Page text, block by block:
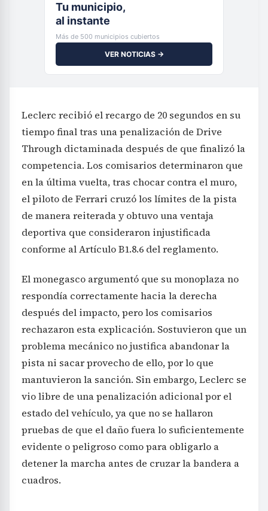
Tu municipio,
al instante
Más de 500 municipios cubiertos
VER NOTICIAS →
Leclerc recibió el recargo de 20 segundos en su
tiempo final tras una penalización de Drive
Through dictaminada después de que finalizó la
competencia. Los comisarios determinaron que
en la última vuelta, tras chocar contra el muro,
el piloto de Ferrari cruzó los límites de la pista
de manera reiterada y obtuvo una ventaja
deportiva que consideraron injustificada
conforme al Artículo B1.8.6 del reglamento.
El monegasco argumentó que su monoplaza no
respondía correctamente hacia la derecha
después del impacto, pero los comisarios
rechazaron esta explicación. Sostuvieron que un
problema mecánico no justifica abandonar la
pista ni sacar provecho de ello, por lo que
mantuvieron la sanción. Sin embargo, Leclerc se
vio libre de una penalización adicional por el
estado del vehículo, ya que no se hallaron
pruebas de que el daño fuera lo suficientemente
evidente o peligroso como para obligarlo a
detener la marcha antes de cruzar la bandera a
cuadros.